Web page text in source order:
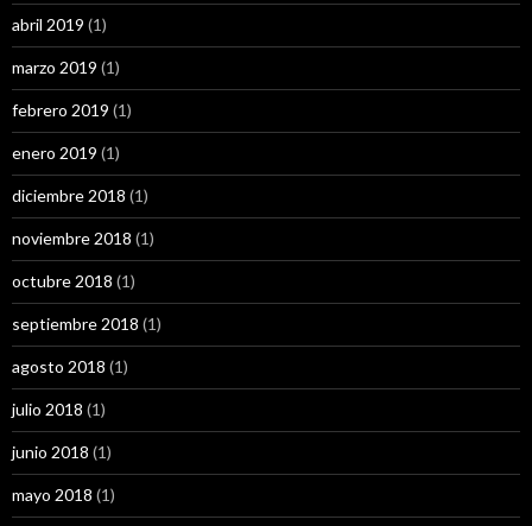
abril 2019 (1)
marzo 2019 (1)
febrero 2019 (1)
enero 2019 (1)
diciembre 2018 (1)
noviembre 2018 (1)
octubre 2018 (1)
septiembre 2018 (1)
agosto 2018 (1)
julio 2018 (1)
junio 2018 (1)
mayo 2018 (1)